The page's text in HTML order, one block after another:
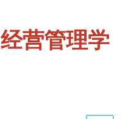
经营管理学